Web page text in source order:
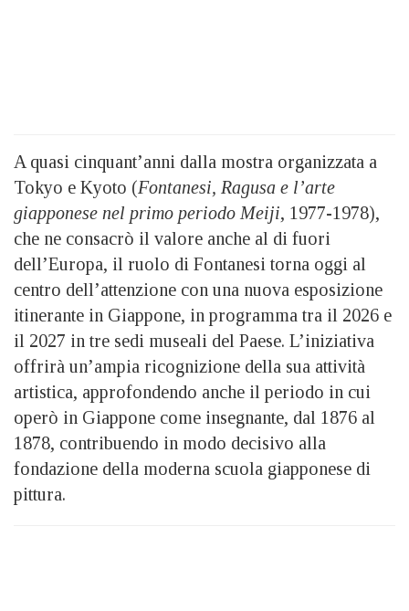
A quasi cinquant’anni dalla mostra organizzata a
Tokyo e Kyoto (Fontanesi, Ragusa e l’arte
giapponese nel primo periodo Meiji, 1977-1978),
che ne consacrò il valore anche al di fuori
dell’Europa, il ruolo di Fontanesi torna oggi al
centro dell’attenzione con una nuova esposizione
itinerante in Giappone, in programma tra il 2026 e
il 2027 in tre sedi museali del Paese. L’iniziativa
offrirà un’ampia ricognizione della sua attività
artistica, approfondendo anche il periodo in cui
operò in Giappone come insegnante, dal 1876 al
1878, contribuendo in modo decisivo alla
fondazione della moderna scuola giapponese di
pittura.